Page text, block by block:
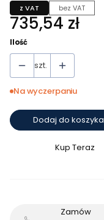
z VAT bez VAT
Cena
735,54 zł
Ilość
szt.
Na wyczerpaniu
Dodaj do koszyka
Szybki
Falownik
Kup Teraz
Zamów